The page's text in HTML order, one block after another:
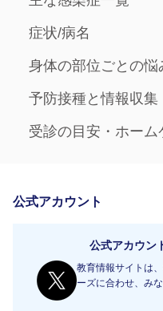
症状/病名
身体の部位ごとの悩
予防接種と情報収集
受診の目安・ホーム
公式アカウント
公式アカウン
教育情報サイトは
ーズに合わせ、み